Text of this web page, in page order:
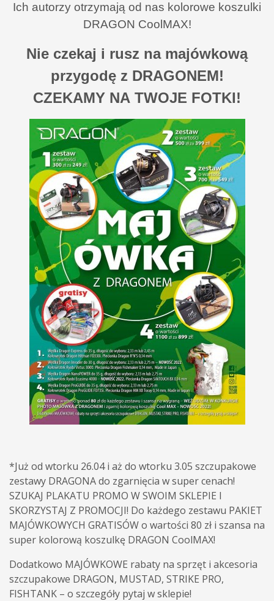
Ich autorzy otrzymają od nas kolorowe koszulki
DRAGON CoolMAX!
Nie czekaj i rusz na majówkową
przygodę z DRAGONEM!
CZEKAMY NA TWOJE FOTKI!
*Już od wtorku 26.04 i aż do wtorku 3.05 szczupakowe
zestawy DRAGONA do zgarnięcia w super cenach!
SZUKAJ PLAKATU PROMO W SWOIM SKLEPIE I
SKORZYSTAJ Z PROMOCJI! Do każdego zestawu PAKIET
MAJÓWKOWYCH GRATISÓW o wartości 80 zł i szansa na
super kolorową koszulkę DRAGON CoolMAX!
Dodatkowo MAJÓWKOWE rabaty na sprzęt i akcesoria
szczupakowe DRAGON, MUSTAD, STRIKE PRO,
FISHTANK – o szczegóły pytaj w sklepie!